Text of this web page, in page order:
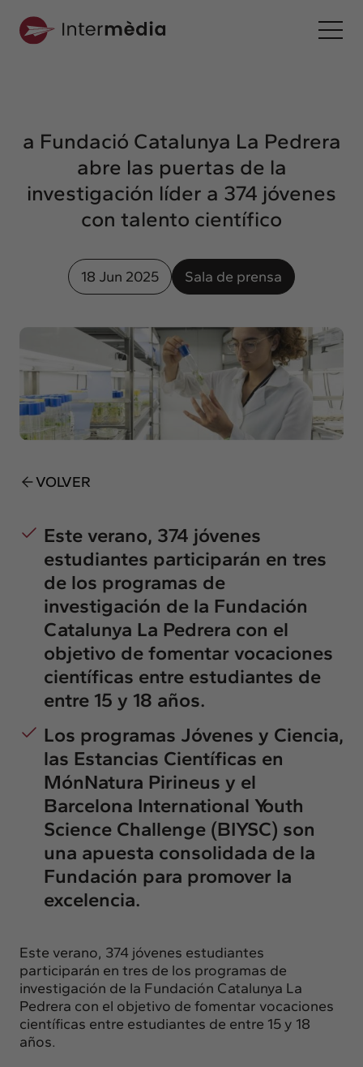
Interconexión
Nuestros servicios
Interacción
Proyectos
Intermèdia
Confidencial
Clientes
Insights
Actualidad
Intercambio
Contacto
info@intermedia.es
a Fundació Catalunya La Pedrera
abre las puertas de la
investigación líder a 374 jóvenes
con talento científico
18 Jun 2025 Sala de prensa
VOLVER
Este verano, 374 jóvenes
estudiantes participarán en tres
de los programas de
investigación de la Fundación
Catalunya La Pedrera con el
objetivo de fomentar vocaciones
científicas entre estudiantes de
entre 15 y 18 años.
Los programas Jóvenes y Ciencia,
las Estancias Científicas en
MónNatura Pirineus y el
Barcelona International Youth
Science Challenge (BIYSC) son
una apuesta consolidada de la
Fundación para promover la
excelencia.
Este verano, 374 jóvenes estudiantes
participarán en tres de los programas de
investigación de la Fundación Catalunya La
Pedrera con el objetivo de fomentar vocaciones
científicas entre estudiantes de entre 15 y 18
años.